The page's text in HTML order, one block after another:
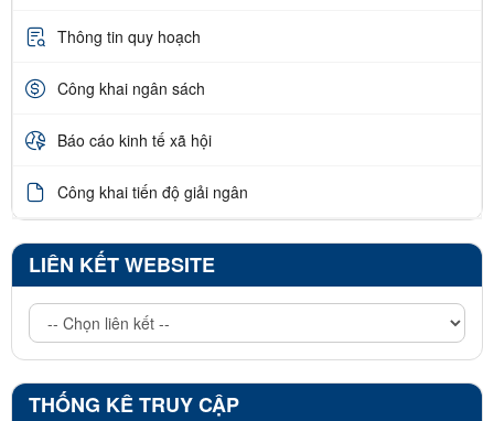
Thông tin quy hoạch
Công khai ngân sách
Báo cáo kinh tế xã hội
Công khai tiến độ giải ngân
LIÊN KẾT WEBSITE
THỐNG KÊ TRUY CẬP